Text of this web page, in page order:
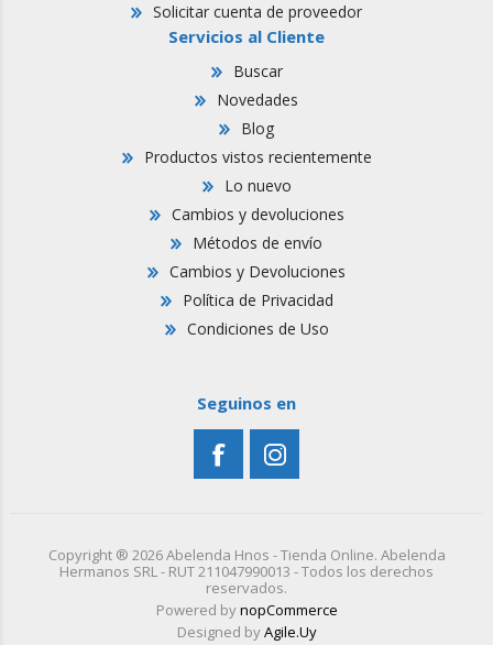
Solicitar cuenta de proveedor
Servicios al Cliente
Buscar
Novedades
Blog
Productos vistos recientemente
Lo nuevo
Cambios y devoluciones
Métodos de envío
Cambios y Devoluciones
Política de Privacidad
Condiciones de Uso
Seguinos en
Copyright ® 2026 Abelenda Hnos - Tienda Online. Abelenda
Hermanos SRL - RUT 211047990013 - Todos los derechos
reservados.
Powered bynopCommerce
Designed byAgile.Uy